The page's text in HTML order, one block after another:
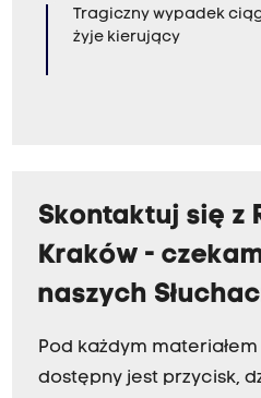
Tragiczny wypadek
żyje kierujący
Skontaktuj się z
Kraków -
naszych
Pod każdym
dostępny jest przycisk,